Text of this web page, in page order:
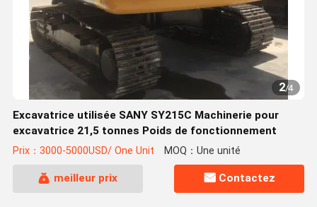
2/4
Excavatrice utilisée SANY SY215C Machinerie pour
excavatrice 21,5 tonnes Poids de fonctionnement
Prix：3000-5000USD/ One Unit MOQ：Une unité
meilleur prix Contactez